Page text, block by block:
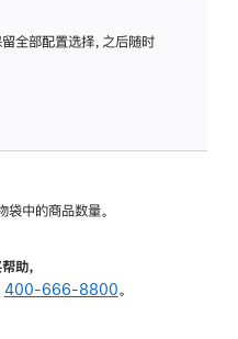
全部配置选择，之后随时
袋中的商品数量。
助，
400-666-8800。